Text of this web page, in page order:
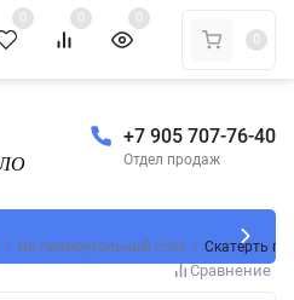
0 0
0
0
+7 905 707-76-40
Отдел продаж
/ На прямоугольный стол / Скатерть
Сравнение